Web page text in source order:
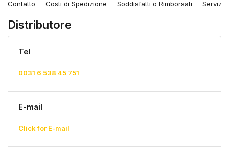
Contatto Costi di Spedizione Soddisfatti o Rimborsati
Distributore
Tel
0031 6 538 45 751
E-mail
Click for E-mail